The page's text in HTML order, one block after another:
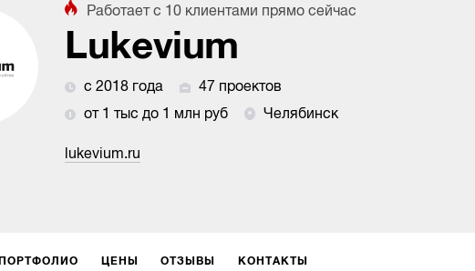
ПЛОЩАДКАХ РАБОТА С МАРКЕТПЛЕЙСАМИ
Работает с 10 клиентами прямо сейчас
Lukevium
с 2018 года
47 проектов
от 1 тыс до 1 млн руб
Челябинск
lukevium.ru
ЦЕНЫ ОТЗЫВЫ КОНТАКТЫ